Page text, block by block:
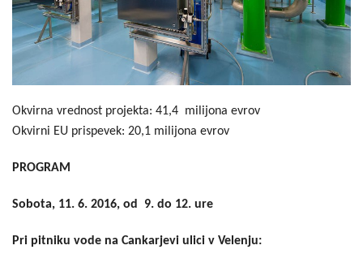
Okvirna vrednost projekta: 41,4 milijona evrov
Okvirni EU prispevek: 20,1 milijona evrov
PROGRAM
Sobota, 11. 6. 2016, od 9. do 12. ure
Pri pitniku vode na Cankarjevi ulici v Velenju: